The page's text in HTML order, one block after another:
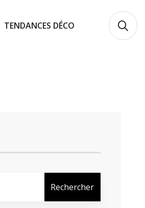
TENDANCES DÉCO
Rechercher